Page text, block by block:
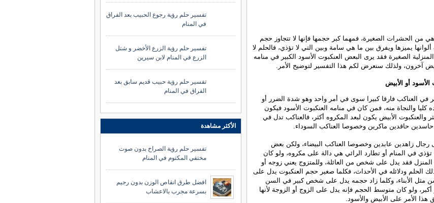
من الحشرات الصغيرة، فمهما كبر حجمها فإنها لا تتجاوز حجم
ألوانها يميزها ويفرق بين ما هي سامة وبين التي لا تؤذي، فالحلم لا
الصغيرة فقد يرى البعض العنكبوت الأسود الكبير في منامه
آخرون، ولذلك سنعرض لكم هذا التفسير لتوضيح الأمر.
أو الأبيض
في العناكب فارقا كبيرا سوى في أمر واحد وهو شدة الضرر أو
كليا والنجاة منه، فمن كان في منامه العنكبوت الأسود فيكون
والعنكبوت الأبيض يكون لبعد المكروه أكثر، فالعناكب تدل في
حاقدين ماكرين وخصوصا العناكب السوداء.
رجال زاهدين عابدين وخصوصا العناكب البيضاء، ولكن بعض
تؤذي في المنام أو تطارد الرائي هي دالة على مكروه، ولو كان
المنزل فقد يدل على شخص من العائلة، وللمتزوج يعني زوجه أو
الحلم ودلائله في الأحداث، فكلما صغير حجم العنكبوت يدل على
الأبناء، وكلما زاد حجمه يدل على شخص كبير في السن
ولو كان متوسط الحجم فإنه يدل على الزوج أو الزوجة لأنها
هذا الأمر على الأبيض والأسود.
تفسير حلم رؤية رجوع الحبيب بعد الفراق
في المنام
تفسير حلم رؤية الزرع الأخضر و شتل
الزرع في المنام لابن سيرين
تفسير حلم رؤية حبيب قديم سابق بعد
الفراق في المنام
الأكثر مشاهدة
تفسير حلم رؤية الصراخ بدون صوت
مختفي المكتوم في المنام
افضل طرق انقاص الوزن بدون رجيم
بسرعة مجرب بالاعشاب